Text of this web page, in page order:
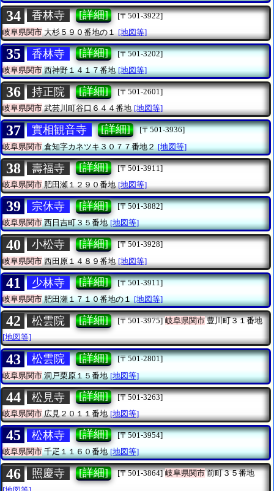
34 香林寺 [詳細]
[〒501-3922]
岐阜県関市 大杉５９０番地の１ [地図等]
35 香林寺 [詳細]
[〒501-3202]
岐阜県関市西神野１４１７番地 [地図等]
36 持正院 [詳細]
[〒501-2601]
岐阜県関市武芸川町谷口６４４番地 [地図等]
37 實相観音寺 [詳細]
[〒501-3936]
岐阜県関市倉知字カネツキ３０７７番地２ [地図等]
38 壽福寺 [詳細]
[〒501-3911]
岐阜県関市肥田瀬１２９０番地 [地図等]
39 宗休寺 [詳細]
[〒501-3882]
岐阜県関市西日吉町３５番地 [地図等]
40 小松寺 [詳細]
[〒501-3928]
岐阜県関市 西田原１４８９番地 [地図等]
41 少林寺 [詳細]
[〒501-3911]
岐阜県関市肥田瀬１７１０番地の１ [地図等]
42 松雲院 [詳細] [〒501-3975] 岐阜県関市豊川町３１番地
[地図等]
43 松雲院 [詳細]
[〒501-2801]
岐阜県関市洞戸栗原１５番地 [地図等]
44 松見寺 [詳細]
[〒501-3263]
岐阜県関市広見２０１１番地 [地図等]
45 松林寺 [詳細]
[〒501-3954]
岐阜県関市千疋１１６０番地 [地図等]
46 照慶寺 [詳細] [〒501-3864] 岐阜県関市前町３５番地